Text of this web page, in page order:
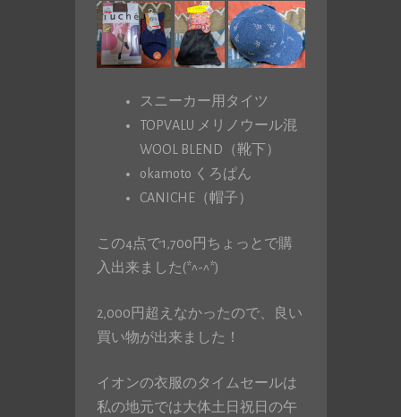
スニーカー用タイツ
TOPVALU メリノウール混
WOOL BLEND（靴下）
okamoto くろぱん
CANICHE（帽子）
この4点で1,700円ちょっとで購
入出来ました(*^-^*)
2,000円超えなかったので、良い
買い物が出来ました！
イオンの衣服のタイムセールは
私の地元では大体土日祝日の午